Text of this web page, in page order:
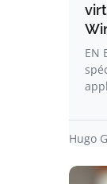
EN
Hugo